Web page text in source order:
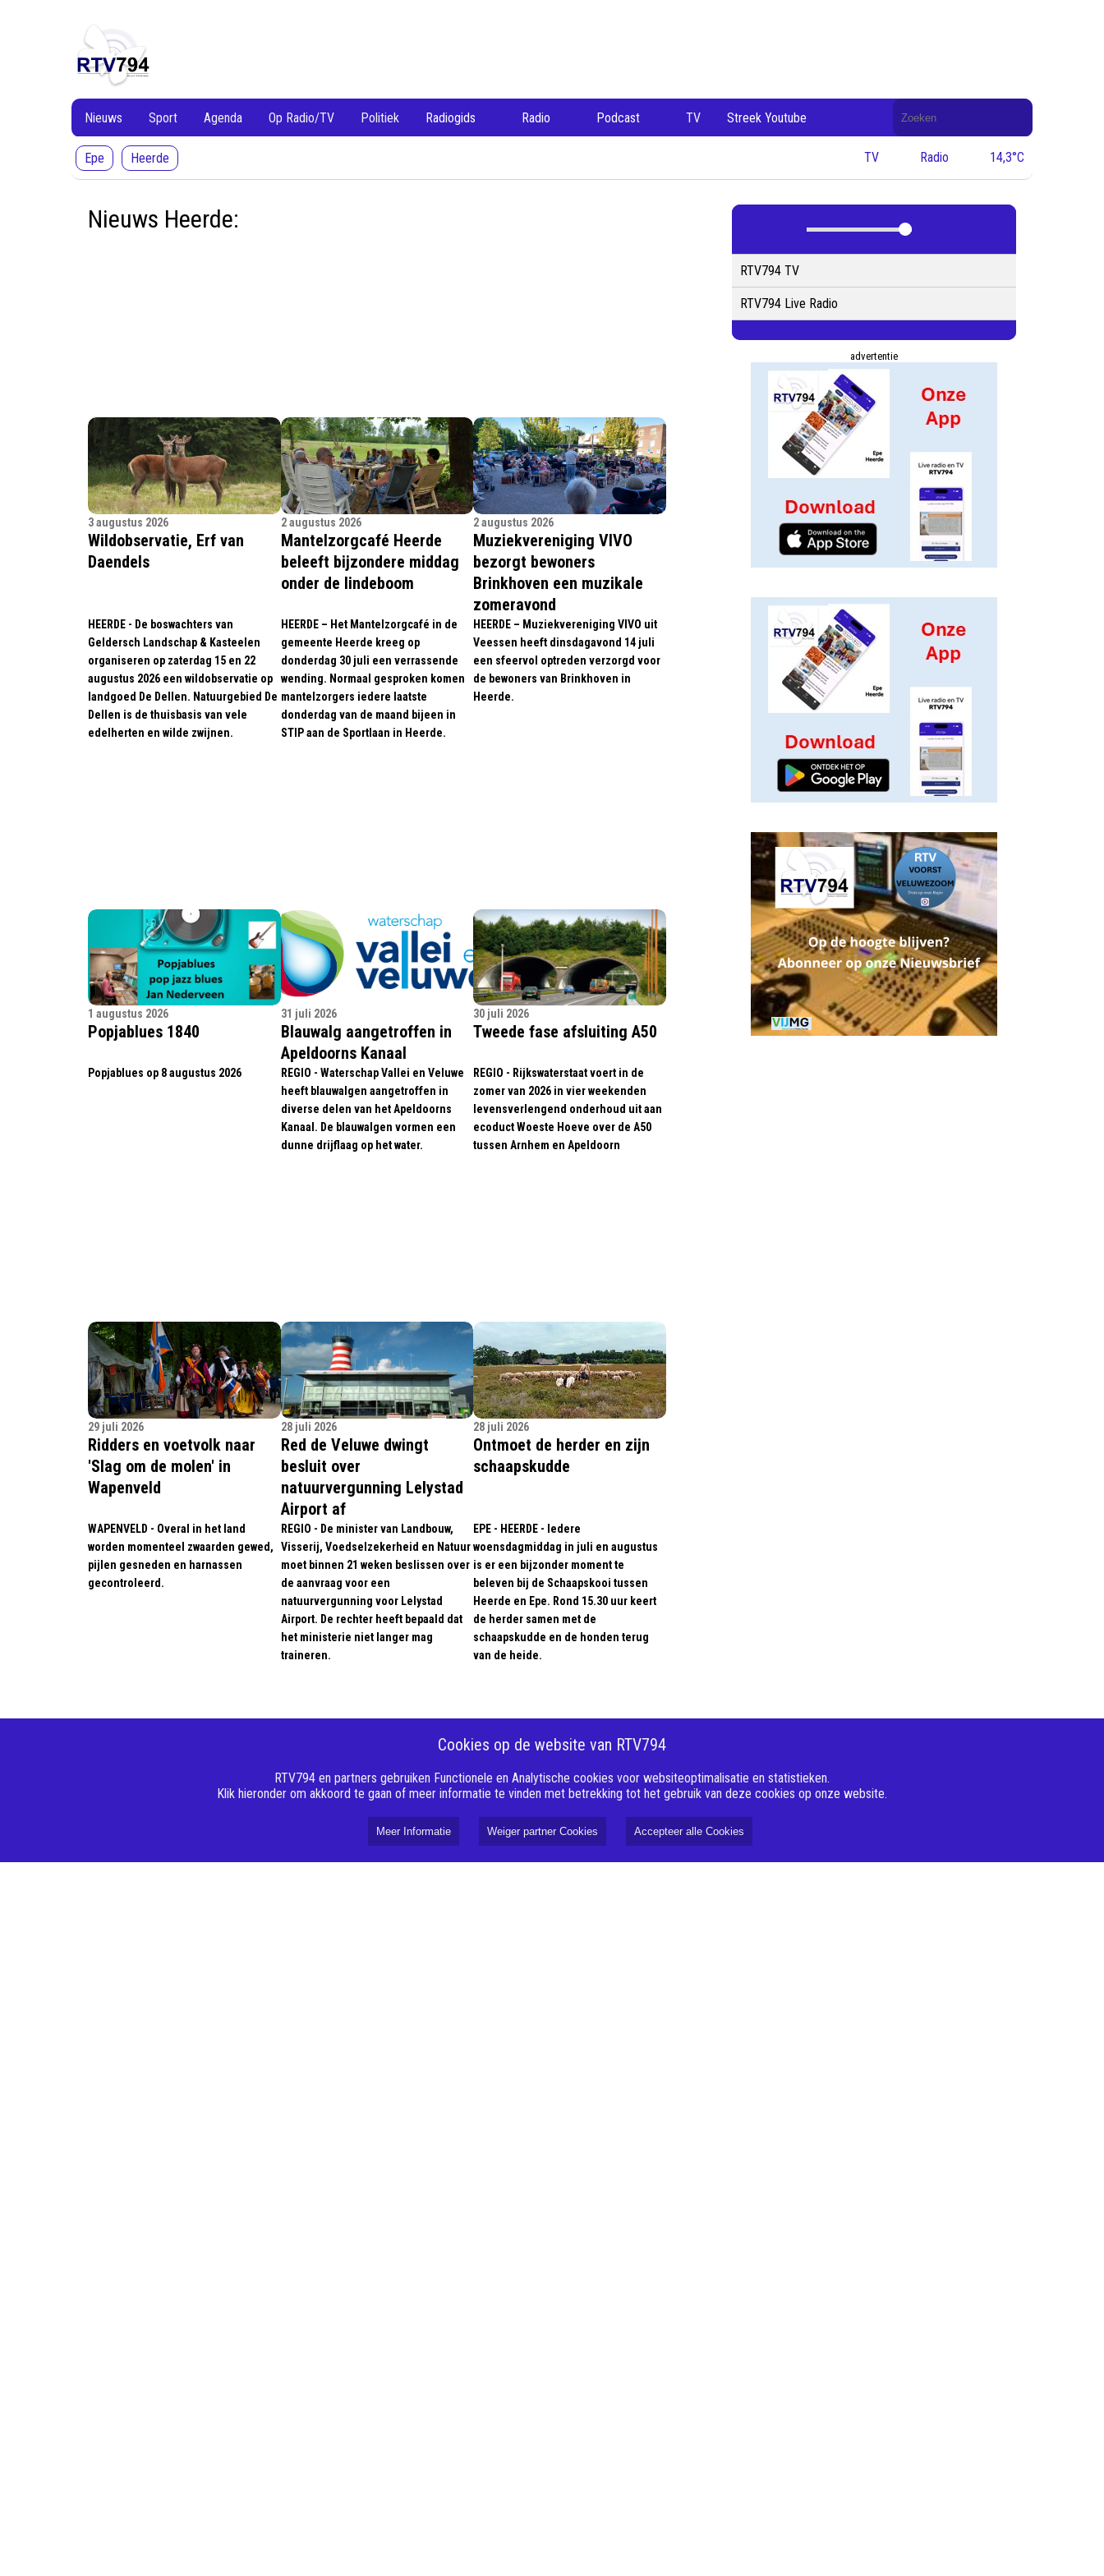
Nieuws Sport Agenda Op Radio/TV Politiek Radiogids Radio Podcast TV Streek Youtube
Doorzoek
de
website
Epe
Heerde TV Radio 14,3°C
Nieuws Heerde:
3 augustus 2026
Wildobservatie, Erf van
Daendels
HEERDE - De boswachters van
Geldersch Landschap & Kasteelen
organiseren op zaterdag 15 en 22
augustus 2026 een wildobservatie op
landgoed De Dellen. Natuurgebied De
Dellen is de thuisbasis van vele
edelherten en wilde zwijnen.
2 augustus 2026
Mantelzorgcafé Heerde
beleeft bijzondere middag
onder de lindeboom
HEERDE – Het Mantelzorgcafé in de
gemeente Heerde kreeg op
donderdag 30 juli een verrassende
wending. Normaal gesproken komen
mantelzorgers iedere laatste
donderdag van de maand bijeen in
STIP aan de Sportlaan in Heerde.
2 augustus 2026
Muziekvereniging VIVO
bezorgt bewoners
Brinkhoven een muzikale
zomeravond
HEERDE – Muziekvereniging VIVO uit
Veessen heeft dinsdagavond 14 juli
een sfeervol optreden verzorgd voor
de bewoners van Brinkhoven in
Heerde.
1 augustus 2026
Popjablues 1840
Popjablues op 8 augustus 2026
31 juli 2026
Blauwalg aangetroffen in
Apeldoorns Kanaal
REGIO - Waterschap Vallei en Veluwe
heeft blauwalgen aangetroffen in
diverse delen van het Apeldoorns
Kanaal. De blauwalgen vormen een
dunne drijflaag op het water.
30 juli 2026
Tweede fase afsluiting A50
REGIO - Rijkswaterstaat voert in de
zomer van 2026 in vier weekenden
levensverlengend onderhoud uit aan
ecoduct Woeste Hoeve over de A50
tussen Arnhem en Apeldoorn
29 juli 2026
Ridders en voetvolk naar
'Slag om de molen' in
Wapenveld
WAPENVELD - Overal in het land
worden momenteel zwaarden gewed,
pijlen gesneden en harnassen
gecontroleerd.
28 juli 2026
Red de Veluwe dwingt
besluit over
natuurvergunning Lelystad
Airport af
REGIO - De minister van Landbouw,
Visserij, Voedselzekerheid en Natuur
moet binnen 21 weken beslissen over
de aanvraag voor een
natuurvergunning voor Lelystad
Airport. De rechter heeft bepaald dat
het ministerie niet langer mag
traineren.
28 juli 2026
Ontmoet de herder en zijn
schaapskudde
EPE - HEERDE - Iedere
woensdagmiddag in juli en augustus
is er een bijzonder moment te
beleven bij de Schaapskooi tussen
Heerde en Epe. Rond 15.30 uur keert
de herder samen met de
schaapskudde en de honden terug
van de heide.
RTV794 TV
RTV794 Live Radio
advertentie
Cookies op de website van RTV794
RTV794 en partners gebruiken Functionele en Analytische cookies voor websiteoptimalisatie en statistieken.
Klik hieronder om akkoord te gaan of meer informatie te vinden met betrekking tot het gebruik van deze cookies op onze website.
Meer Informatie Weiger partner Cookies Accepteer alle Cookies